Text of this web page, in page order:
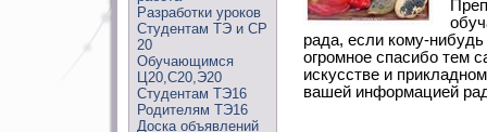
Разработки уроков
Студентам ТЭ и СР
20
Обучающимся
Ц20,С20,Э20
Студентам ТЭ16
Родителям ТЭ16
Доска объявлений
рада, если кому-
огромное спасибо тем
искусстве и
вашей информацией